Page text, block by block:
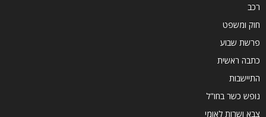
רכב
חוק ומשפט
פרשת שבוע
כתבה ראשית
התיישבות
נופש כשר בחו"ל
צבא ושרות לאומי